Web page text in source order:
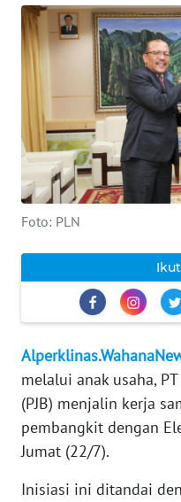
Foto: PLN
melalui anak usaha,
(PJB) menjalin kerja
pembangkit dengan
Jumat (22/7).
Inisiasi ini ditandai
TOKOH
Informasi
BERITA
KONTAK
KAMI
INFO
TENTANG
PEDOMAN
MEDIA
SIBER
REDAKSI
KARIR